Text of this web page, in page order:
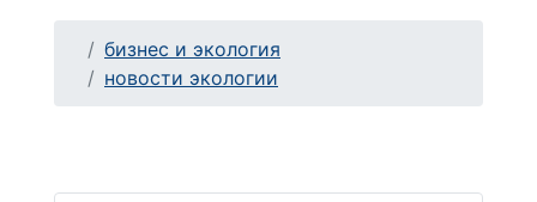
бизнес и экология
новости экологии